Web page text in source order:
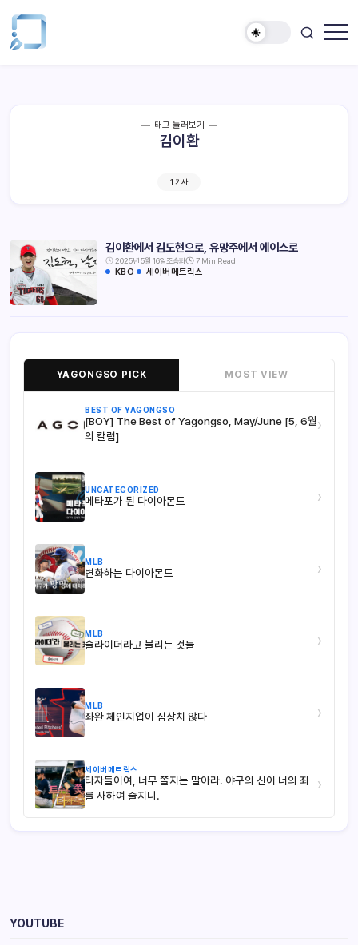
태그 둘러보기
김이환
1 기사
김이환에서 김도현으로, 유망주에서 에이스로
2025년 5월 16일조승화 7 Min Read
KBO 세이버메트릭스
YAGONGSO PICK MOST VIEW
BEST OF YAGONGSO
[BOY] The Best of Yagongso, May/June [5, 6월
의 칼럼]
›
UNCATEGORIZED
메타포가 된 다이아몬드 ›
MLB
변화하는 다이아몬드 ›
MLB
슬라이더라고 불리는 것들 ›
MLB
좌완 체인지업이 심상치 않다 ›
세이버메트릭스
타자들이여, 너무 쫄지는 말아라. 야구의 신이 너의 죄
를 사하여 줄지니.
›
YOUTUBE